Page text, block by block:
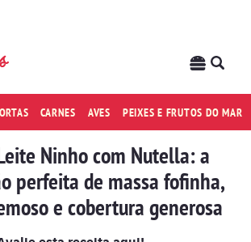
CARNES AVES PEIXES E FRUTOS DO MAR
Ninho com Nutella: a
perfeita de massa fofinha,
e cobertura generosa